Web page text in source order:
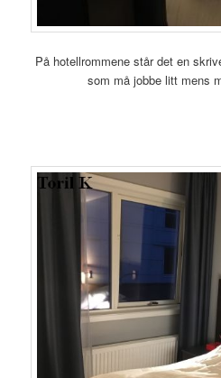
På hotellrommene står det en
som må jobbe litt mens